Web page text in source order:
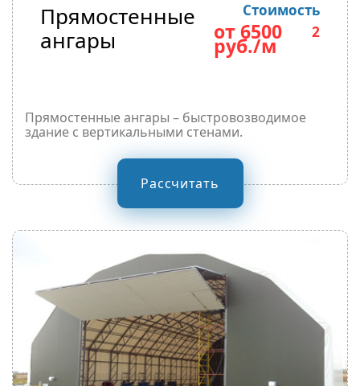
Прямостенные
ангары
Стоимость
от 6500
руб./м
2
Прямостенные ангары – быстровозводимое
здание с вертикальными стенами.
Рассчитать